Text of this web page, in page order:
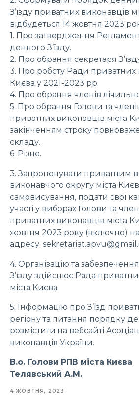
З’їзду приватних виконавців
відбудеться 14 жовтня 2023
1. Про затвердження
денного З’їзду.
2. Про обрання секретаря
3. Про роботу Ради приватних
Києва у 2021-2023 рр.
4. Про обрання членів
5. Про обрання Голови та
приватних виконавців міста
закінченням строку
складу.
6. Різне.
3. Запропонувати приватним
виконавчого округу міста
самовисування, подати свої
участі у виборах Голови та
приватних виконавців міста
жовтня 2023 року (включно)
адресу:
4. Організацію та
З’їзду здійснює Рада
міста Києва.
5. Інформацію про З’їзд
регіону та питання порядку
розмістити на вебсайті
виконавців України.
В.о. Голови РПВ міста Києва
Телявський А.М.
4 ЖОВТНЯ, 2023